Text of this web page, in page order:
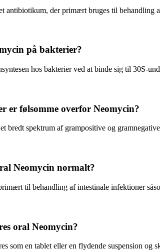
antibiotikum, der primært bruges til behandling
på bakterier?
hos bakterier ved at binde sig til 30S-
er følsomme overfor Neomycin?
bredt spektrum af grampositive og
Neomycin normalt?
til behandling af intestinale infektioner
oral Neomycin?
som en tablet eller en flydende suspension og